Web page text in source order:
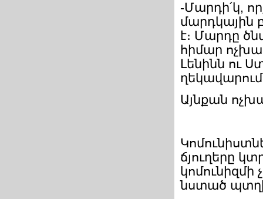
-Մարդի՛կ,
մարդկային
է։ Մարդը
հիմար
Լենինն ու
Այնքան
ճյուղերը
կոմունիզմի
նստած